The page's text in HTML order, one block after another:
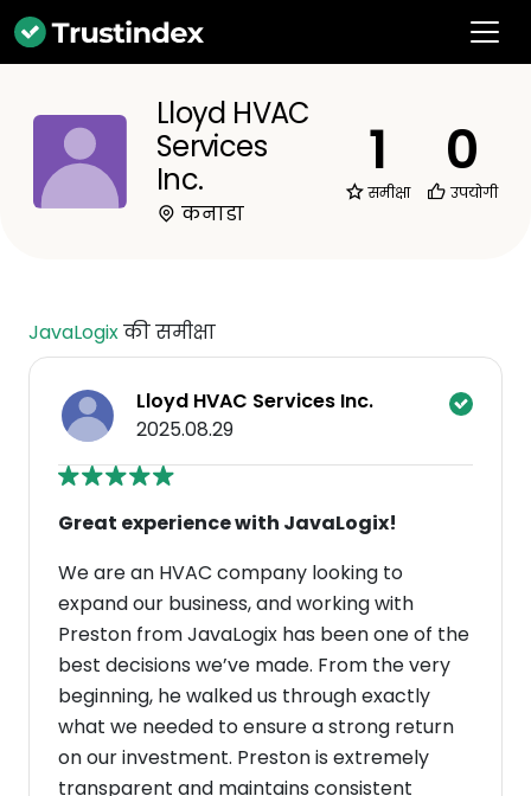
Lloyd HVAC
Services
Inc.
कनाडा
1
समीक्षा
0
उपयोगी
JavaLogixकी समीक्षा
Lloyd HVAC Services Inc.
2025.08.29
Great experience with JavaLogix!
We are an HVAC company looking to
expand our business, and working with
Preston from JavaLogix has been one of the
best decisions we’ve made. From the very
beginning, he walked us through exactly
what we needed to ensure a strong return
on our investment. Preston is extremely
transparent and maintains consistent